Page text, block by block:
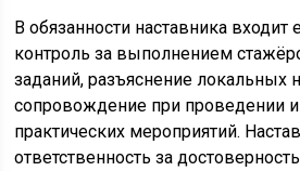
В обязанности наставника
контроль за выполнением
заданий, разъяснение локальных
сопровождение при проведении
практических мероприятий.
ответственность за